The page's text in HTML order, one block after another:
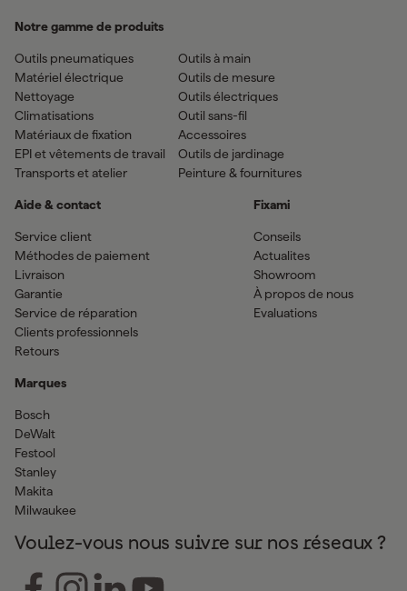
Notre gamme de produits
Outils pneumatiques
Matériel électrique
Nettoyage
Climatisations
Matériaux de fixation
EPI et vêtements de travail
Transports et atelier
Outils à main
Outils de mesure
Outils électriques
Outil sans-fil
Accessoires
Outils de jardinage
Peinture & fournitures
Aide & contact
Service client
Méthodes de paiement
Livraison
Garantie
Service de réparation
Clients professionnels
Retours
Marques
Bosch
DeWalt
Festool
Stanley
Makita
Milwaukee
Fixami
Conseils
Actualites
Showroom
À propos de nous
Evaluations
Voulez-vous nous suivre sur nos réseaux ?